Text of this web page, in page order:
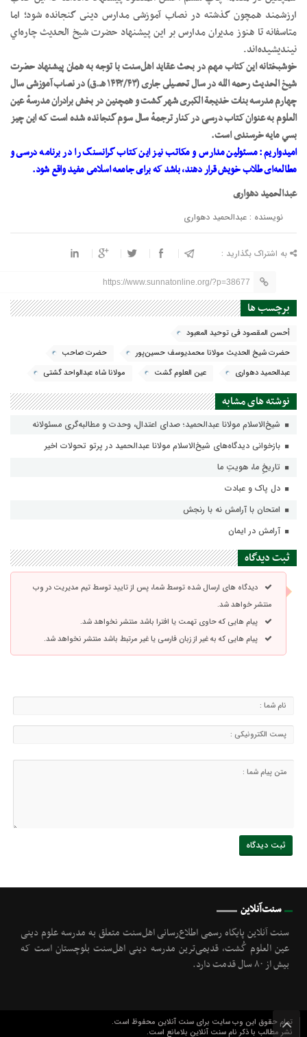
ارزشمند همچون گذشته در نصاب آموزشى مدارس دينى گنجانده شود؛ اما
متاسفانه تا هنوز مديران مدارس بر اين پيشنهاد حضرت شيخ الحديث چاره‌اي
نينديشيده‌اند.
خوشبختانه اين کتاب مهم در بحث عقايد اهل‌سنت با توجه به همان پيشنهاد حضرت
شيخ الحديث رحمه الله در سال تحصيلى جارى (۱۴۴۲/۴۳ هـ.ق) در نصاب آموزشى سال
چهارم مدرسه بنات خديجة الکبرى شهر گشت و همچنين در بخش برادران مدرسهٔ عين
العلوم به عنوان کتاب درسی در کنار ترجمهٔ سال سوم گنجانده شده است که اين چيز
بسي مايه خرسندى است.
اميدواريم: مسئولين مدارس و مکاتب نيز اين کتاب گرانسنگ را در برنامه درسى و
مطالعه‌اى طلاب خويش قرار دهند، باشد که برای جامعه اسلامى مفيد واقع شود.
عبدالحمید دهواری
نویسنده : عبدالحمید دهواری
به اشتراک بگذارید :
https://www.sunnatonline.org/?p=38677
برچسب ها
أحسن المقصود في توحيد المعبود
حضرت شيخ الحديث مولانا محمديوسف حسين‌پور
حضرت صاحب
عبدالحمید دهواری
عين العلوم گشت مولانا شاه عبدالواحد گشتي
نوشته های مشابه
شیخ‌الاسلام مولانا عبدالحمید؛ صدای اعتدال، وحدت و مطالبه‌گری مسئولانه
بازخوانی دیدگاه‌های شیخ‌الاسلام مولانا عبدالحمید در پرتو تحولات اخیر
تاریخِ ما، هویتِ ما
دل پاک و عبادت
امتحان با آرامش نه با رنجش
آرامش در ایمان
ثبت دیدگاه
دیدگاه های ارسال شده توسط شما، پس از تایید توسط تیم مدیریت در وب
منتشر خواهد شد.
پیام هایی که حاوی تهمت یا افترا باشد منتشر نخواهد شد.
پیام هایی که به غیر از زبان فارسی یا غیر مرتبط باشد منتشر نخواهد شد.
سنت‌آنلاین
سنت آنلاین پایگاه رسمی اطلاع‌رسانی اهل‌سنت متعلق به مدرسه علوم دینی
عین العلوم گُشت, قدیمی‌ترین مدرسه دینی اهل‌سنت بلوچستان است که
بیش از ۸۰ سال قدمت دارد.
تمام حقوق این وب سایت برای سنت آنلاین محفوظ است.
نشر مطالب با ذکر نام سنت آنلاین بلامانع است.